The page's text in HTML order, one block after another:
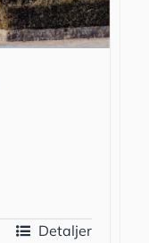
Detaljer